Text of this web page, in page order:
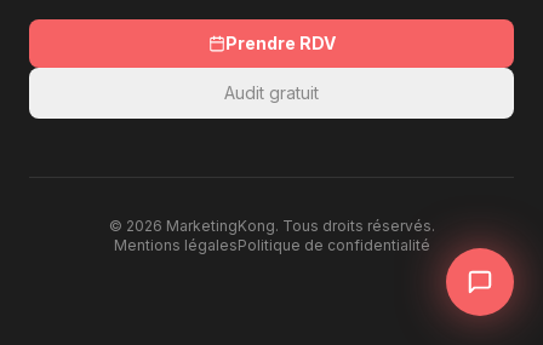
Prendre RDV
Audit gratuit
© 2026 MarketingKong. Tous droits réservés.
Mentions légalesPolitique de confidentialité